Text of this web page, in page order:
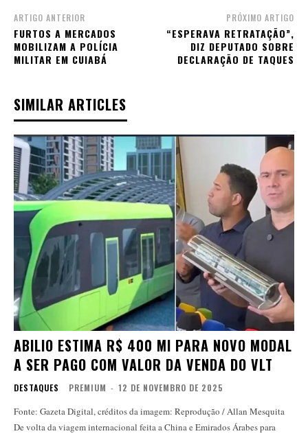
ARTIGO ANTERIOR
FURTOS A MERCADOS
MOBILIZAM A POLÍCIA
MILITAR EM CUIABÁ
PRÓXIMO ARTIGO
“ESPERAVA RETRATAÇÃO”,
DIZ DEPUTADO SOBRE
DECLARAÇÃO DE TAQUES
SIMILAR ARTICLES
ABILIO ESTIMA R$ 400 MI PARA NOVO MODAL
A SER PAGO COM VALOR DA VENDA DO VLT
DESTAQUES PREMIUM - 12 DE NOVEMBRO DE 2025
Fonte: Gazeta Digital, créditos da imagem: Reprodução / Allan Mesquita
De volta da viagem internacional feita a China e Emirados Árabes para